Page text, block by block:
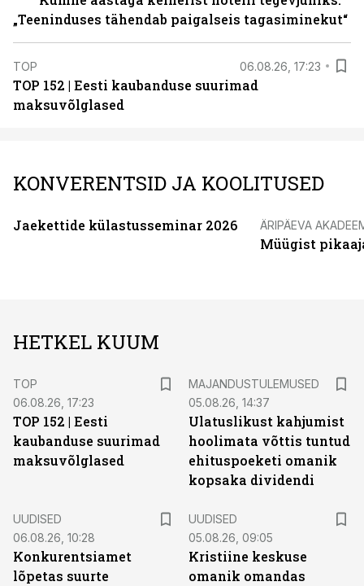
„Teeninduses tähendab paigalseis tagasiminekut“
TOP 06.08.26, 17:23
TOP 152 | Eesti kaubanduse suurimad
maksuvõlglased
KONVERENTSID JA KOOLITUSED
Jaekettide külastusseminar 2026 ÄRIPÄEVA
Müügist
HETKEL KUUM
TOP
06.08.26, 17:23
TOP 152 | Eesti
kaubanduse suurimad
maksuvõlglased
MAJANDUSTULEMUSED
05.08.26, 14:37
Ulatuslikust kahjumist
hoolimata võttis tuntud
ehituspoeketi omanik
kopsaka dividendi
UUDISED
06.08.26, 10:28
Konkurentsiamet
lõpetas suurte
UUDISED
05.08.26, 09:05
Kristiine keskuse
omanik omandas